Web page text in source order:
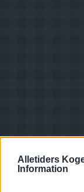
Alletiders
Information